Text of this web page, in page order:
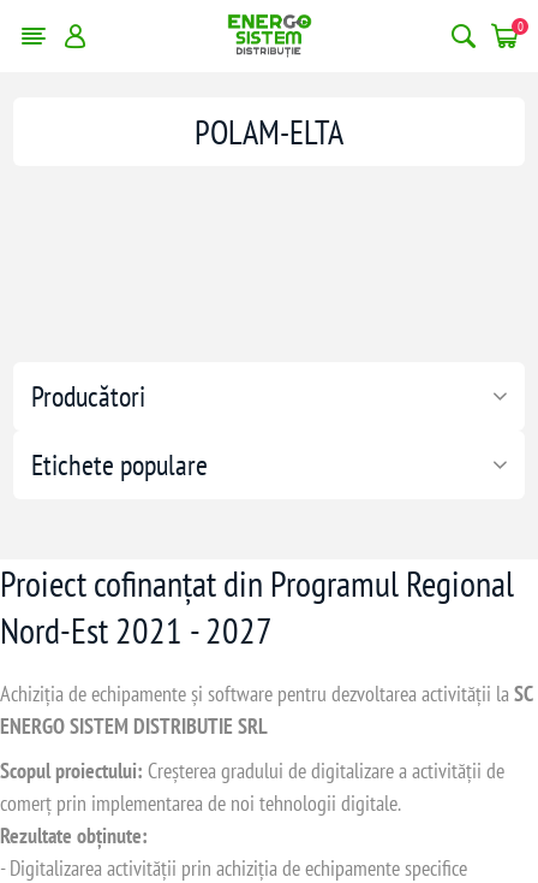
0
Producători
Etichete populare
POLAM-ELTA
Proiect cofinanțat din Programul Regional
Nord-Est 2021 - 2027
Achiziția de echipamente și software pentru dezvoltarea activității laSC
ENERGO SISTEM DISTRIBUTIE SRL
Scopul proiectului: Creșterea gradului de digitalizare a activității de
comerț prin implementarea de noi tehnologii digitale.
Rezultate obținute:
- Digitalizarea activității prin achiziția de echipamente specifice